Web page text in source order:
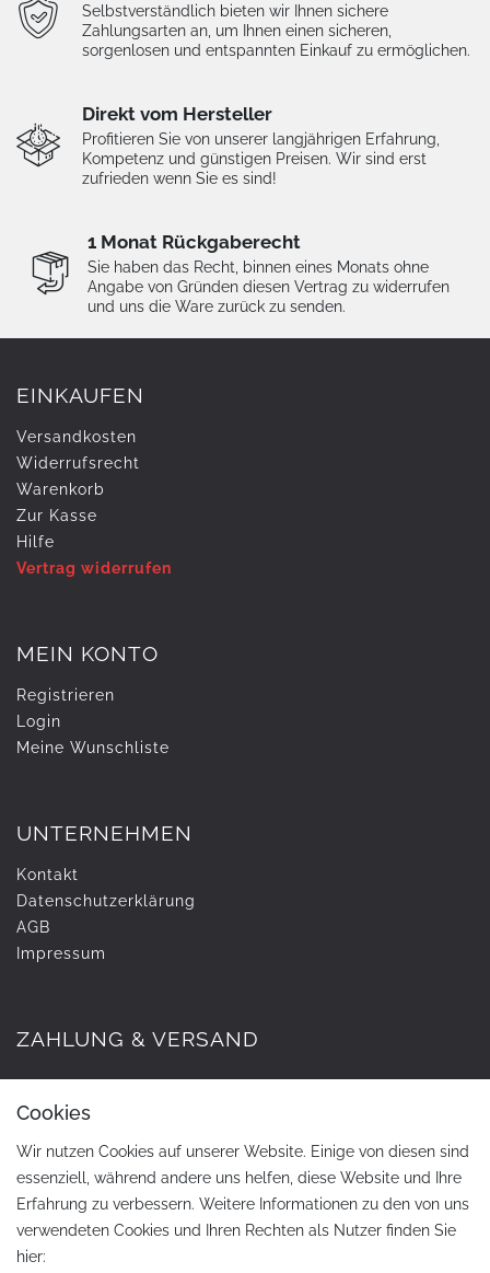
Selbstverständlich bieten wir Ihnen sichere
Zahlungsarten an, um Ihnen einen sicheren,
sorgenlosen und entspannten Einkauf zu ermöglichen.
Direkt vom Hersteller
Profitieren Sie von unserer langjährigen Erfahrung,
Kompetenz und günstigen Preisen. Wir sind erst
zufrieden wenn Sie es sind!
1 Monat Rückgaberecht
Sie haben das Recht, binnen eines Monats ohne
Angabe von Gründen diesen Vertrag zu widerrufen
und uns die Ware zurück zu senden.
EINKAUFEN
Versandkosten
Widerrufs­recht
Warenkorb
Zur Kasse
Hilfe
Vertrag widerrufen
MEIN KONTO
Registrieren
Login
Meine Wunschliste
UNTERNEHMEN
Kontakt
Daten­schutz­erklärung
AGB
Impressum
ZAHLUNG & VERSAND
Cookies
Wir nutzen Cookies auf unserer Website. Einige von diesen sind
essenziell, während andere uns helfen, diese Website und Ihre
Erfahrung zu verbessern. Weitere Informationen zu den von uns
verwendeten Cookies und Ihren Rechten als Nutzer finden Sie
hier: